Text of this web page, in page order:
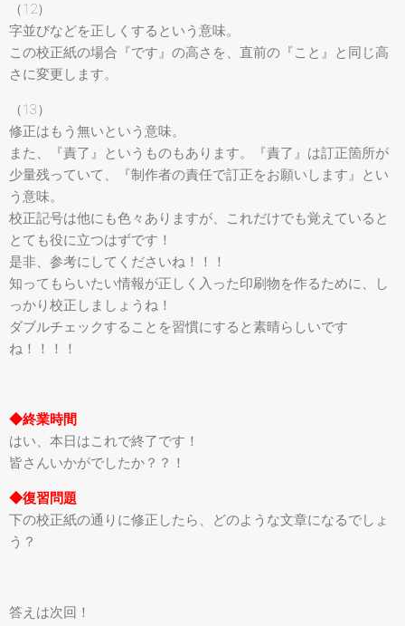
（12）
字並びなどを正しくするという意味。
この校正紙の場合『です』の高さを、直前の『こと』と同じ高
さに変更します。
（13）
修正はもう無いという意味。
また、『責了』というものもあります。『責了』は訂正箇所が
少量残っていて、『制作者の責任で訂正をお願いします』とい
う意味。
校正記号は他にも色々ありますが、これだけでも覚えていると
とても役に立つはずです！
是非、参考にしてくださいね！！！
知ってもらいたい情報が正しく入った印刷物を作るために、し
っかり校正しましょうね！
ダブルチェックすることを習慣にすると素晴らしいです
ね！！！！
◆終業時間
はい、本日はこれで終了です！
皆さんいかがでしたか？？！
◆復習問題
下の校正紙の通りに修正したら、どのような文章になるでしょ
う？
答えは次回！